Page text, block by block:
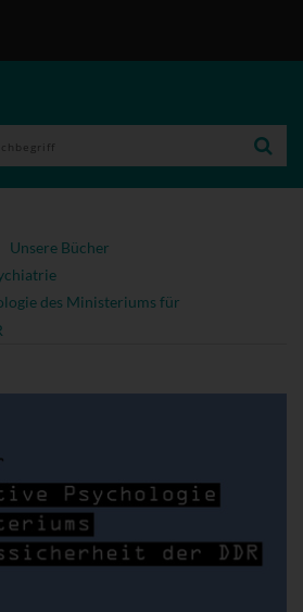
Unsere Bücher
des Ministeriums für